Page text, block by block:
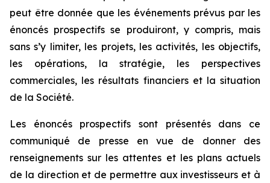
peut être donnée que les événements prévus par les
énoncés prospectifs se produiront, y compris, mais
sans s’y limiter, les projets, les activités, les objectifs,
les opérations, la stratégie, les perspectives
commerciales, les résultats financiers et la situation
de la Société.
Les énoncés prospectifs sont présentés dans ce
communiqué de presse en vue de donner des
renseignements sur les attentes et les plans actuels
de la direction et de permettre aux investisseurs et à